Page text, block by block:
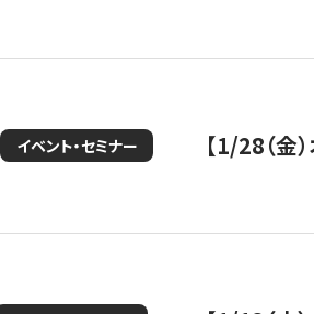
イベント・セミナー 【1/28（金